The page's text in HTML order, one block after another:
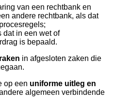
van een rechtbank en
andere rechtbank, als dat
dat in een wet of
is bepaald.
in afgesloten zaken die
op een uniforme uitleg en
algemeen verbindende